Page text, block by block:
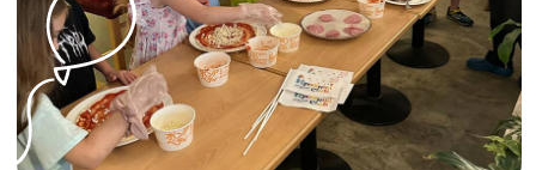
Места ограничены — бронируйте заранее
5 дней в неделю с 8:30 до 18:30
творческие мастер-классы и
тематические проекты
подвижные игры, квесты и